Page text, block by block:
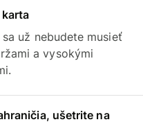
už nebudete musieť
a vysokými
ušetrite na